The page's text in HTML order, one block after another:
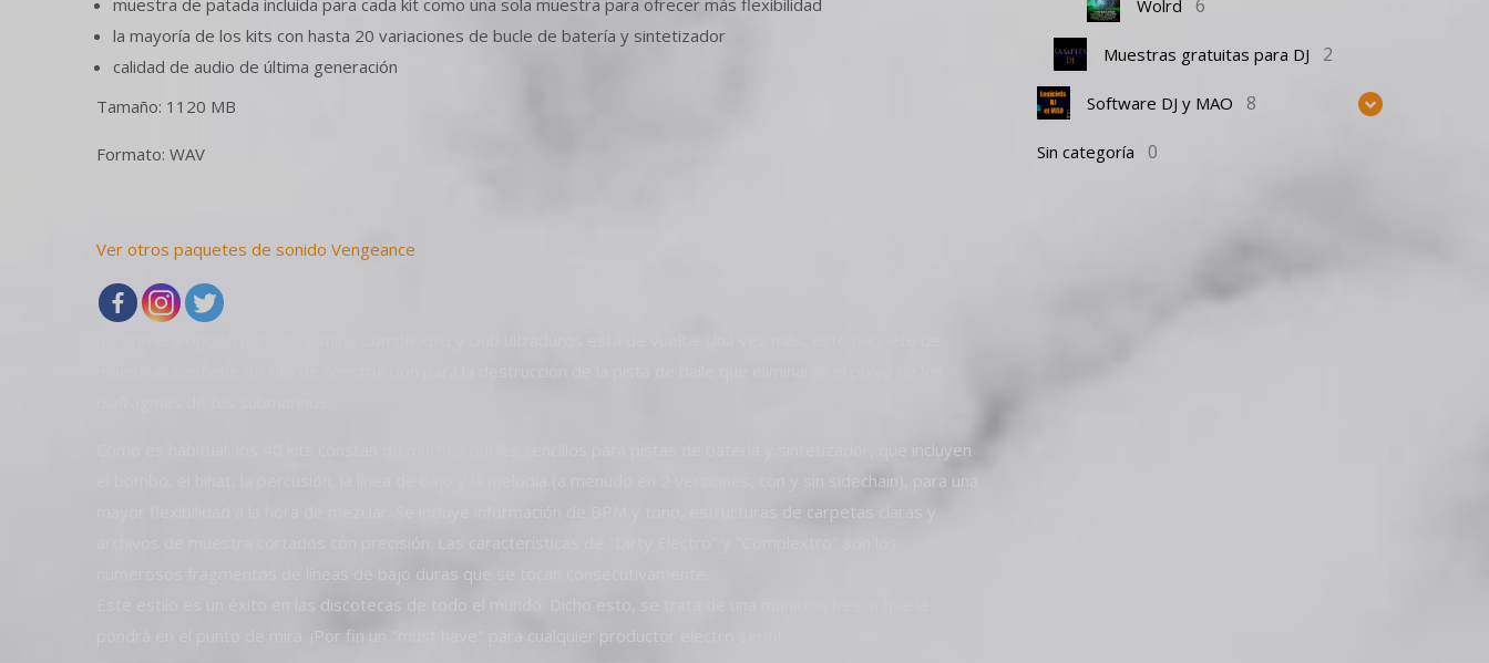
muestra de patada incluida para cada kit como una sola muestra para ofrecer más flexibilidad
la mayoría de los kits con hasta 20 variaciones de bucle de batería y sintetizador
calidad de audio de última generación
Tamaño: 1120 MB
Formato: WAV
Ver otros paquetes de sonido Vengeance
Como es habitual, los 40 kits constan de muchos bucles sencillos para pistas de batería y sintetizador, que incluyen
el bombo, el hihat, la percusión, la línea de bajo y la melodía (a menudo en 2 versiones, con y sin sidechain), para una
mayor flexibilidad a la hora de mezclar. Se incluye información de BPM y tono, estructuras de carpetas claras y
numerosos fragmentos de líneas de bajo duras que se tocan consecutivamente.
Este estilo es un éxito en las discotecas de todo el mundo. Dicho esto, se trata de una munición fresca que le
pondrá en el punto de mira. ¡Por fin un "must have" para cualquier productor electro serio!
Wolrd 6
Muestras gratuitas para DJ 2
Software DJ y MAO 8
Sin categoría 0